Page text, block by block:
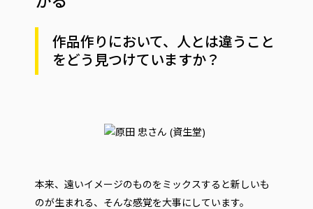
作品作りにおいて、人とは違うこと
をどう見つけていますか？
本来、遠いイメージのものをミックスすると新しいも
のが生まれる、そんな感覚を大事にしています。